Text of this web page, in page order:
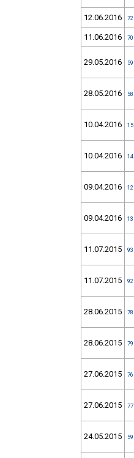
12.06.2016 72
11.06.2016 70
29.05.2016 59
28.05.2016 58
10.04.2016 15
10.04.2016 14
09.04.2016 12
09.04.2016 13
11.07.2015 93
11.07.2015 92
28.06.2015 78
28.06.2015 79
27.06.2015 76
27.06.2015 77
24.05.2015 59